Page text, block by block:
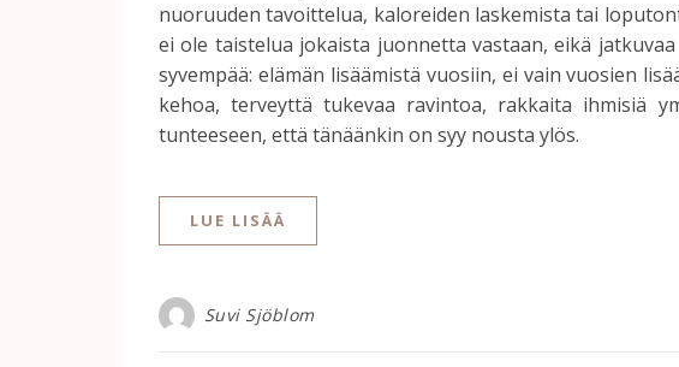
nuoruuden tavoittelua, kaloreiden laskemista tai
ei ole taistelua jokaista juonnetta vastaan, eikä
syvempää: elämän lisäämistä vuosiin, ei vain vuosien
kehoa, terveyttä tukevaa ravintoa, rakkaita ihmisiä
tunteeseen, että tänäänkin on syy nousta ylös.
LUE LISÄÄ
Suvi Sjöblom